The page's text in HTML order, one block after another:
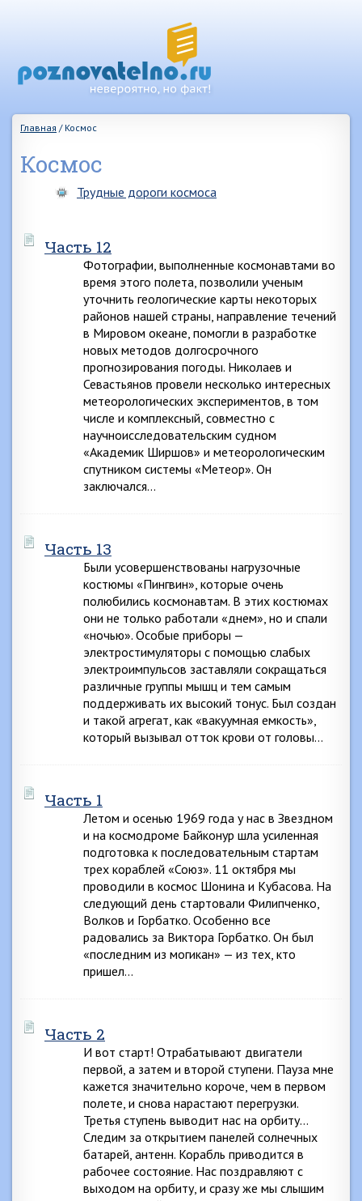
Главная / Космос
Космос
Трудные дороги космоса
Часть 12
Фотографии, выполненные космонавтами во
время этого полета, позволили ученым
уточнить геологические карты некоторых
районов нашей страны, направление течений
в Мировом океане, помогли в разработке
новых методов долгосрочного
прогнозирования погоды. Николаев и
Севастьянов провели несколько интересных
метеорологических экспериментов, в том
числе и комплексный, совместно с
научноисследовательским судном
«Академик Ширшов» и метеорологическим
спутником системы «Метеор». Он
заключался…
Часть 13
Были усовершенствованы нагрузочные
костюмы «Пингвин», которые очень
полюбились космонавтам. В этих костюмах
они не только работали «днем», но и спали
«ночью». Особые приборы —
электростимуляторы с помощью слабых
электроимпульсов заставляли сокращаться
различные группы мышц и тем самым
поддерживать их высокий тонус. Был создан
и такой агрегат, как «вакуумная емкость»,
который вызывал отток крови от головы…
Часть 1
Летом и осенью 1969 года у нас в Звездном
и на космодроме Байконур шла усиленная
подготовка к последовательным стартам
трех кораблей «Союз». 11 октября мы
проводили в космос Шонина и Кубасова. На
следующий день стартовали Филипченко,
Волков и Горбатко. Особенно все
радовались за Виктора Горбатко. Он был
«последним из могикан» — из тех, кто
пришел…
Часть 2
И вот старт! Отрабатывают двигатели
первой, а затем и второй ступени. Пауза мне
кажется значительно короче, чем в первом
полете, и снова нарастают перегрузки.
Третья ступень выводит нас на орбиту…
Следим за открытием панелей солнечных
батарей, антенн. Корабль приводится в
рабочее состояние. Нас поздравляют с
выходом на орбиту, и сразу же мы слышим